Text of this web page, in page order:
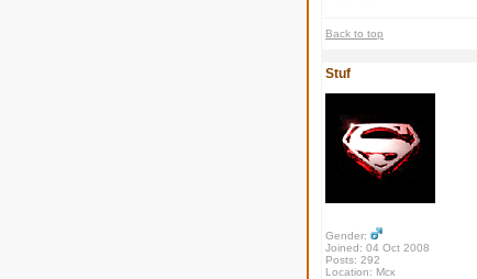
Back to top
Stuf
Gender:
Joined: 04 Oct 2008
Posts: 292
Location: Мск